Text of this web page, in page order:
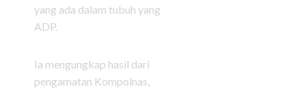
yang ada dalam tubuh yang
ADP.
Ia mengungkap hasil dari
pengamatan Kompolnas,